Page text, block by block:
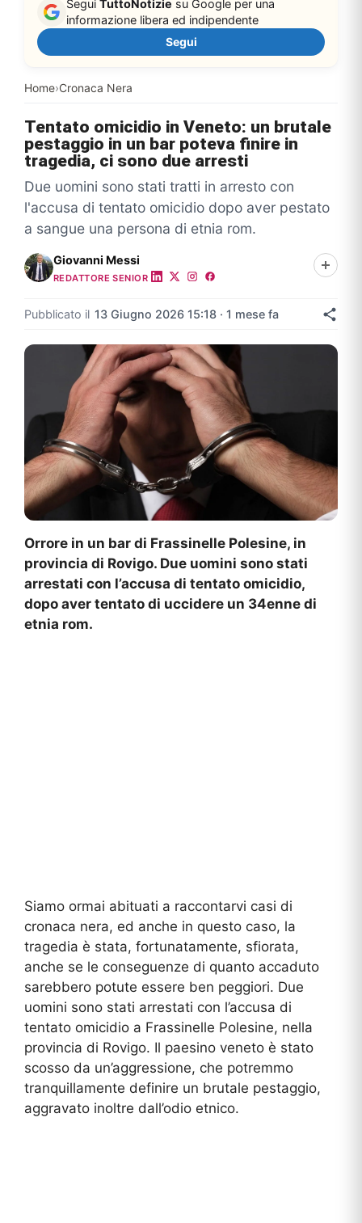
Home›Cronaca Nera
Segui TuttoNotizie su Google per una
informazione libera ed indipendente
Segui
Tentato omicidio in Veneto: un brutale
pestaggio in un bar poteva finire in
tragedia, ci sono due arresti
Due uomini sono stati tratti in arresto con
l'accusa di tentato omicidio dopo aver pestato
a sangue una persona di etnia rom.
Giovanni Messi
REDATTORE SENIOR
Pubblicato il 13 Giugno 2026 15:18 · 1 mese fa
Orrore in un bar di Frassinelle Polesine, in
provincia di Rovigo. Due uomini sono stati
arrestati con l’accusa di tentato omicidio,
dopo aver tentato di uccidere un 34enne di
etnia rom.
Siamo ormai abituati a raccontarvi casi di
cronaca nera, ed anche in questo caso, la
tragedia è stata, fortunatamente, sfiorata,
anche se le conseguenze di quanto accaduto
sarebbero potute essere ben peggiori. Due
uomini sono stati arrestati con l’accusa di
tentato omicidio a Frassinelle Polesine, nella
provincia di Rovigo. Il paesino veneto è stato
scosso da un’aggressione, che potremmo
tranquillamente definire un brutale pestaggio,
aggravato inoltre dall’odio etnico.